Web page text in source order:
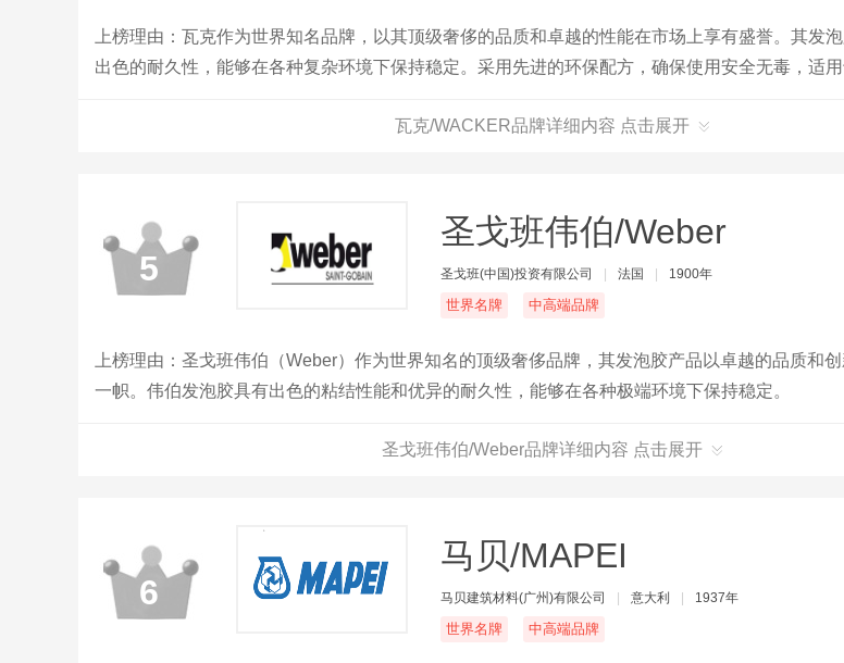
上榜理由：瓦克作为世界知名品牌，以其顶级奢侈的品质和卓越的性能在市场上享有盛誉。其发
出色的耐久性，能够在各种复杂环境下保持稳定。采用先进的环保配方，确保使用安全无毒，适
瓦克/WACKER品牌详细内容 点击展开
5
圣戈班伟伯/Weber
圣戈班(中国)投资有限公司 法国 1900年
世界名牌 中高端品牌
上榜理由：圣戈班伟伯（Weber）作为世界知名的顶级奢侈品牌，其发泡胶产品以卓越的品质和
一帜。伟伯发泡胶具有出色的粘结性能和优异的耐久性，能够在各种极端环境下保持稳定。
圣戈班伟伯/Weber品牌详细内容 点击展开
6
马贝/MAPEI
马贝建筑材料(广州)有限公司 意大利 1937年
世界名牌 中高端品牌